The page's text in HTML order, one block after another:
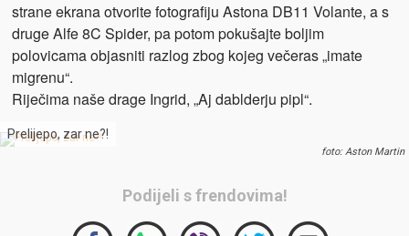
strane ekrana otvorite fotografiju Astona DB11 Volante, a s
druge Alfe 8C Spider, pa potom pokušajte boljim
polovicama objasniti razlog zbog kojeg večeras „imate
migrenu“.
Riječima naše drage Ingrid, „Aj dablderju pipl“.
Prelijepo, zar ne?!
foto: Aston Martin
Podijeli s frendovima!